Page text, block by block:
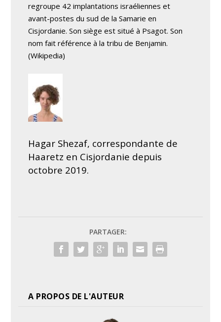
regroupe 42 implantations israéliennes et
avant-postes du sud de la Samarie en
Cisjordanie. Son siège est situé à Psagot. Son
nom fait référence à la tribu de Benjamin.
(Wikipedia)
Hagar Shezaf, correspondante de
Haaretz en Cisjordanie depuis
octobre 2019.
PARTAGER:
A PROPOS DE L'AUTEUR